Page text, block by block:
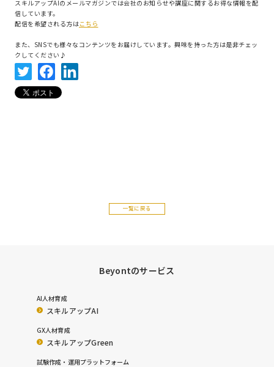
スキルアップAIのメールマガジンでは会社のお知らせや講座に関するお得な情報を配
信しています。
配信を希望される方はこちら
また、SNSでも様々なコンテンツをお届けしています。興味を持った方は是非チェッ
クしてください♪
一覧に戻る
Beyontのサービス
AI人材育成
スキルアップAI
GX人材育成
スキルアップGreen
試験作成・運用プラットフォーム